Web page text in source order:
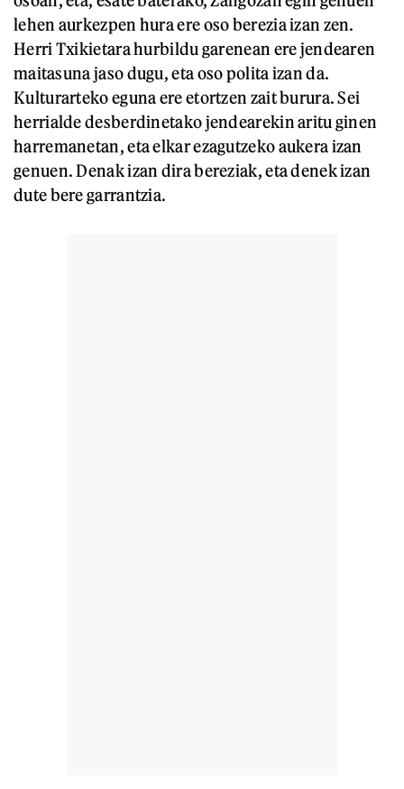
lehen aurkezpen hura ere oso berezia izan zen.
Herri Txikietara hurbildu garenean ere jendearen
maitasuna jaso dugu, eta oso polita izan da.
Kulturarteko eguna ere etortzen zait burura. Sei
herrialde desberdinetako jendearekin aritu ginen
harremanetan, eta elkar ezagutzeko aukera izan
genuen. Denak izan dira bereziak, eta denek izan
dute bere garrantzia.